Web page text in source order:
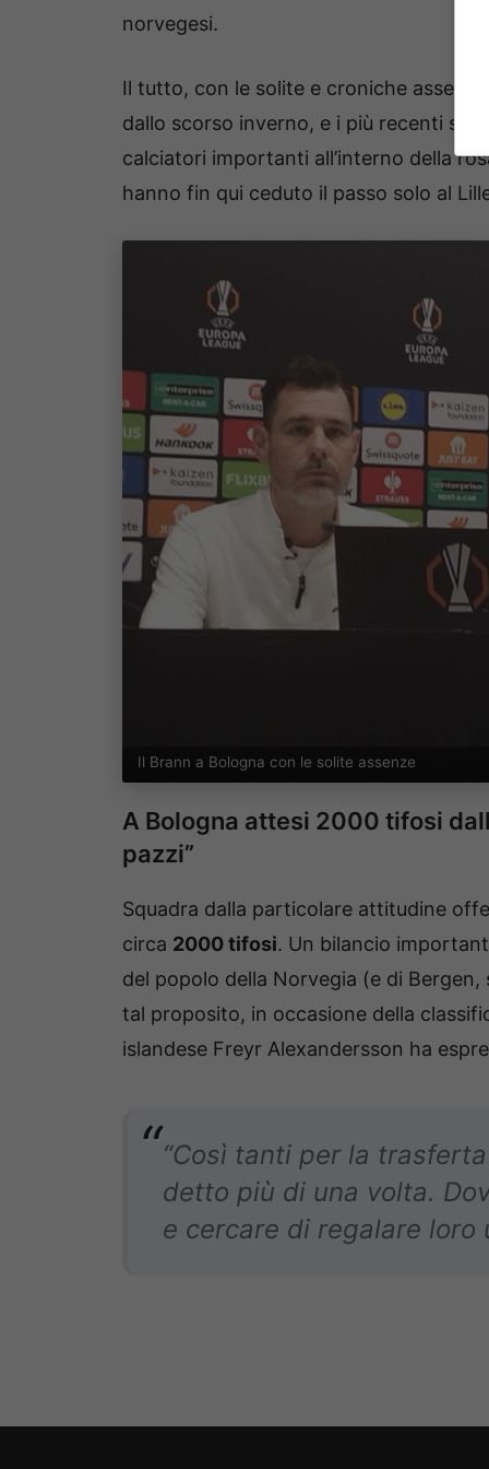
norvegesi.
Il tutto, con le solite e croniche
dallo scorso inverno, e i più recenti
calciatori importanti all’interno della
hanno fin qui ceduto il passo solo al
Il Brann a Bologna con le solite assenze
A Bologna attesi 2000 tifosi
pazzi”
Squadra dalla particolare attitudine
circa 2000 tifosi. Un bilancio
del popolo della Norvegia (e di
tal proposito, in occasione della
islandese Freyr Alexandersson ha
“Così tanti per la
detto più di una volta.
e cercare di regalare loro